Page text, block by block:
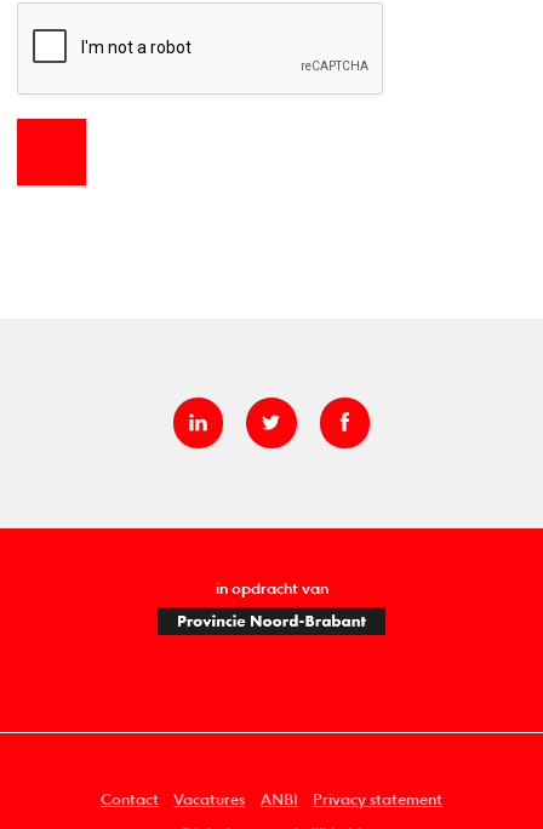
in opdracht van
Contact Vacatures ANBI Privacy statement